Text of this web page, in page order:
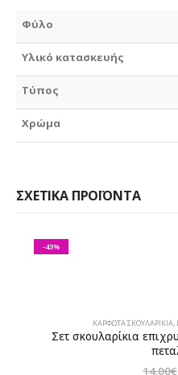
Φύλο
Υλικό κατασκευής
Τύπος
Χρώμα
ΣΧΕΤΙΚΆ ΠΡΟΪΌΝΤΑ
-43%
ΚΑΡΦΩΤΆ ΣΚΟΥΛΑΡΊΚΙΑ,
Σετ σκουλαρίκια
14.00€